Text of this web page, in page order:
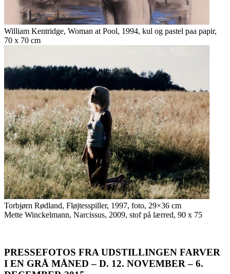
William Kentridge, Woman at Pool, 1994, kul og pastel paa papir,
70 x 70 cm
Torbjørn Rødland, Fløjtesspiller, 1997, foto, 29×36 cm
Mette Winckelmann, Narcissus, 2009, stof på lærred, 90 x 75
PRESSEFOTOS FRA UDSTILLINGEN FARVER
I EN GRÅ MÅNED – D. 12. NOVEMBER – 6.